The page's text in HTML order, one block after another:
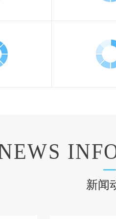
新闻